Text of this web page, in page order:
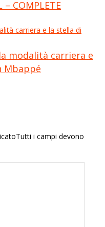
– COMPLETE
modalità carriera e
Mbappé
i campi devono